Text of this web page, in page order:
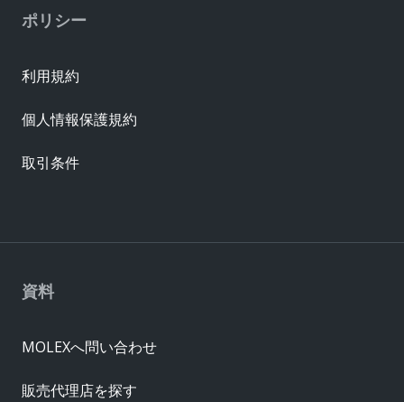
資料
MOLEXへ問い合わせ
販売代理店を探す
ポリシー
利用規約
個人情報保護規約
取引条件